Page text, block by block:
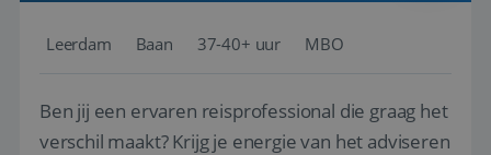
Leerdam Baan 37-40+ uur MBO
Ben jij een ervaren reisprofessional die graag het
verschil maakt? Krijg je energie van het adviseren